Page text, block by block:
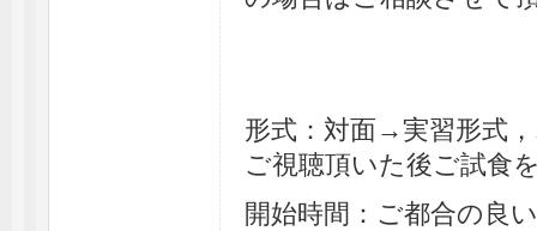
形式：対面→実習形式
ご視聴頂いた後ご試食
開始時間：ご都合の良